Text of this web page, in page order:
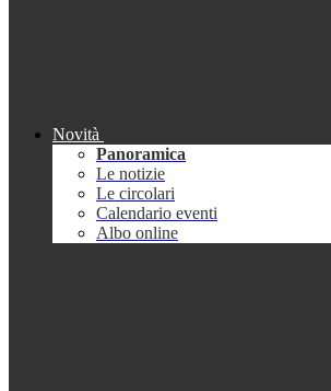
Novità
Panoramica
Le notizie
Le circolari
Calendario eventi
Albo online